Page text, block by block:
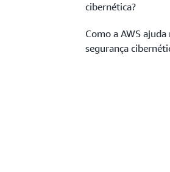
cibernética?
Como a AWS ajuda
segurança